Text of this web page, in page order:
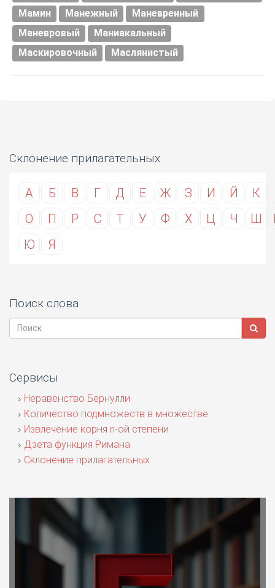
Мамин Манежный
Маневренный
Маневровый
Маниакальный
Маскировочный
Маслянистый
Склонение прилагательных
А Б В Г Д Е Ж З И Й К
О
П Р С Т У Ф Х Ц Ч Ш
Ю
Я
Поиск слова
Сервисы
Неравенство Бернулли
Количество подмножеств в множестве
Извлечение корня n-ой степени
Дзета функция Римана
Склонение прилагательных